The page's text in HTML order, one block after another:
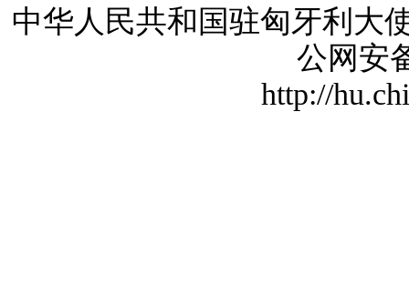
中华人民共和国驻匈牙利大
公网安
http://